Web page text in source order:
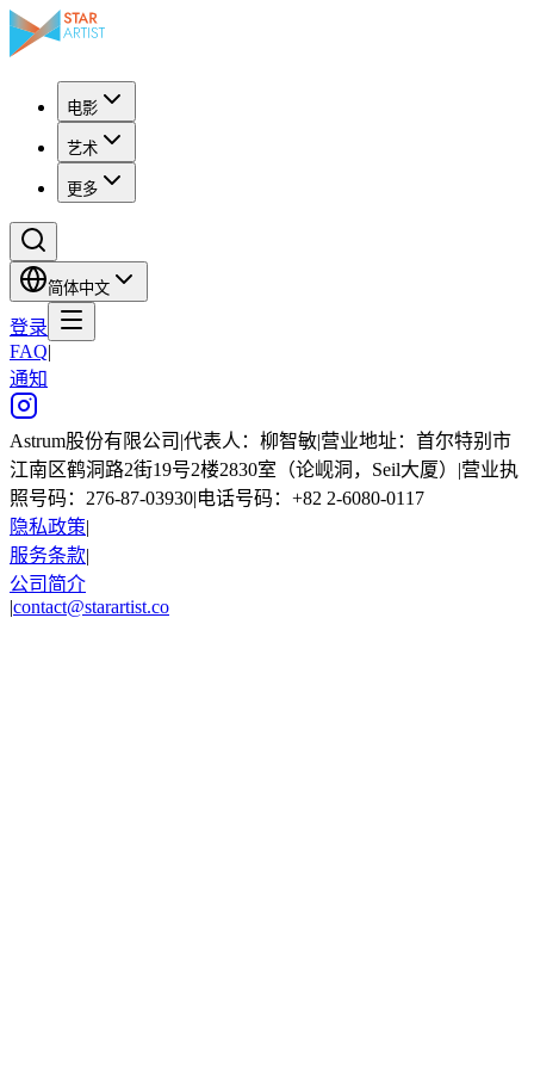
电影
艺术
更多
简体中文
登录
FAQ|
通知
Astrum股份有限公司 |代表人：柳智敏|营业地址：首尔特别市
江南区鹤洞路2街19号2楼2830室（论岘洞，Seil大厦） |营业执
照号码：276-87-03930|电话号码：+82 2-6080-0117
隐私政策|
服务条款|
公司简介
|contact@starartist.co